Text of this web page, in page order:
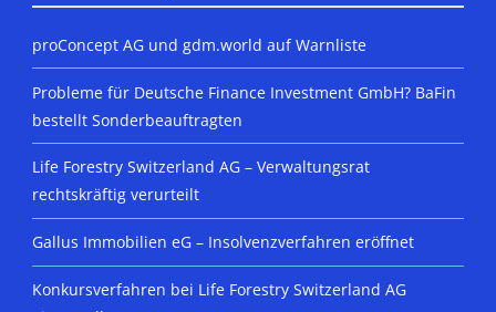
proConcept AG und gdm.world auf Warnliste
Probleme für Deutsche Finance Investment GmbH? BaFin
bestellt Sonderbeauftragten
Life Forestry Switzerland AG – Verwaltungsrat
rechtskräftig verurteilt
Gallus Immobilien eG – Insolvenzverfahren eröffnet
Konkursverfahren bei Life Forestry Switzerland AG